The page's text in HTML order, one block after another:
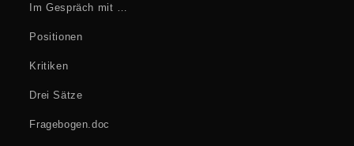
Im Gespräch mit …
Positionen
Kritiken
Drei Sätze
Fragebogen.doc